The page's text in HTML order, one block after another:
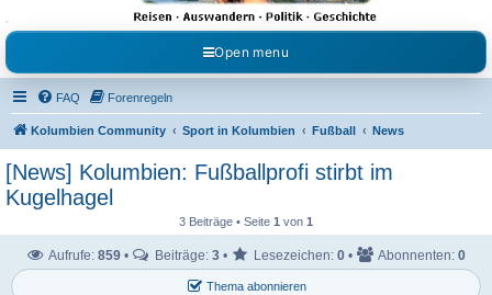
Open menu
FAQ Forenregeln
Kolumbien Community Sport in Kolumbien Fußball News
[News] Kolumbien: Fußballprofi stirbt im
Kugelhagel
3 Beiträge • Seite 1 von 1
Thema abonnieren
Aufrufe: 859 • Beiträge: 3 • Lesezeichen: 0 • Abonnenten: 0